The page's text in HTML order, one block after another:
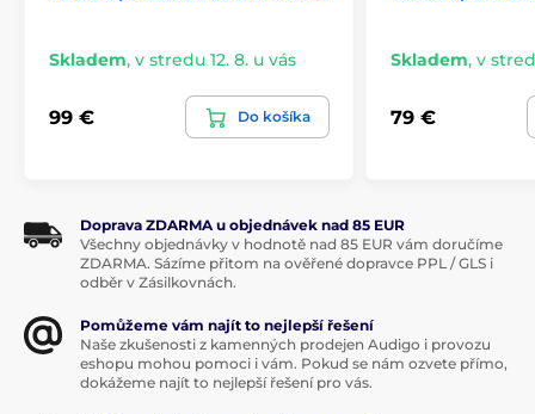
Odolnosť IP68 pre
Konštrukcia slúchadiel AirSwim Neo spĺňa
Sound Technology“ bola ladená tak, aby
kompenzovala akustické zmeny v kvapalnom
prostredí a zaistila zrozumiteľnú reprodukciu zvuku aj
pod vodnou hladinou.
Tento model je tak plne funkčným nástrojom pre
plavcov, triatlonistov aj športovcov operujúcich v
extrémnych klimatických podmienkach, kde by bežná
Skladem, v stredu 12. 8. u vás
99 € Do košíka
Skladem, v
79 €
Doprava ZDARMA u objednávek nad 85 EUR
Všechny objednávky v hodnotě nad 85 EUR vám doručíme
ZDARMA. Sázíme přitom na ověřené dopravce PPL / GLS i
odběr v Zásilkovnách.
Pomůžeme vám najít to nejlepší řešení
Naše zkušenosti z kamenných prodejen Audigo i provozu
eshopu mohou pomoci i vám. Pokud se nám ozvete přímo,
dokážeme najít to nejlepší řešení pro vás.